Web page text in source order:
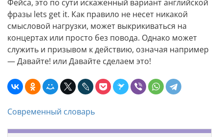
Фейса, это по сути искаженный вариант английской
фразы lets get it. Как правило не несет никакой
смысловой нагрузки, может выкрикиваться на
концертах или просто без повода. Однако может
служить и призывом к действию, означая например
— Давайте! или Давайте сделаем это!
Современный словарь